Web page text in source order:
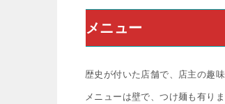
メニュー
歴史が付いた店舗で、店主の趣
メニューは壁で、つけ麺も有りま